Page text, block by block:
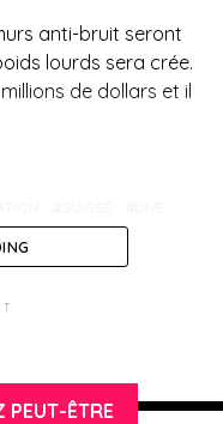
anti-bruit seront
lourds sera crée.
de dollars et il
PEUT-ÊTRE